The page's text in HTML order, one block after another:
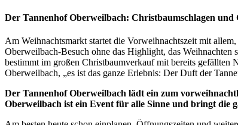
Der Tannenhof Oberweilbach: Christbaumschlagen
Am Weihnachtsmarkt startet die Vorweihnachtszeit mit
Oberweilbach-Besuch ohne das Highlight, das Weihnachten
bestimmt im großen Christbaumverkauf mit bereits gefällten
Oberweilbach, „es ist das ganze Erlebnis: Der Duft der
Der Tannenhof Oberweilbach lädt ein zum
Oberweilbach ist ein Event für alle Sinne und bringt die